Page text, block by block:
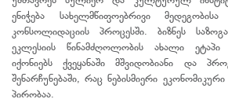
ენიჭება სახელმწიფოებრივი
კონსოლიდაციის პროცესში. ბიზნეს
ეკლესიის წინამძღოლობის ახალი ეტაპი
იქონიებს ქვეყანაში მშვიდობიანი და
შენარჩუნებაში, რაც ნებისმიერი
პირობაა.